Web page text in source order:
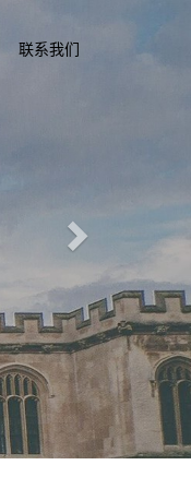
联系我们
俱乐部
港驾驶证，驾照，驾
拿大、美国驾照